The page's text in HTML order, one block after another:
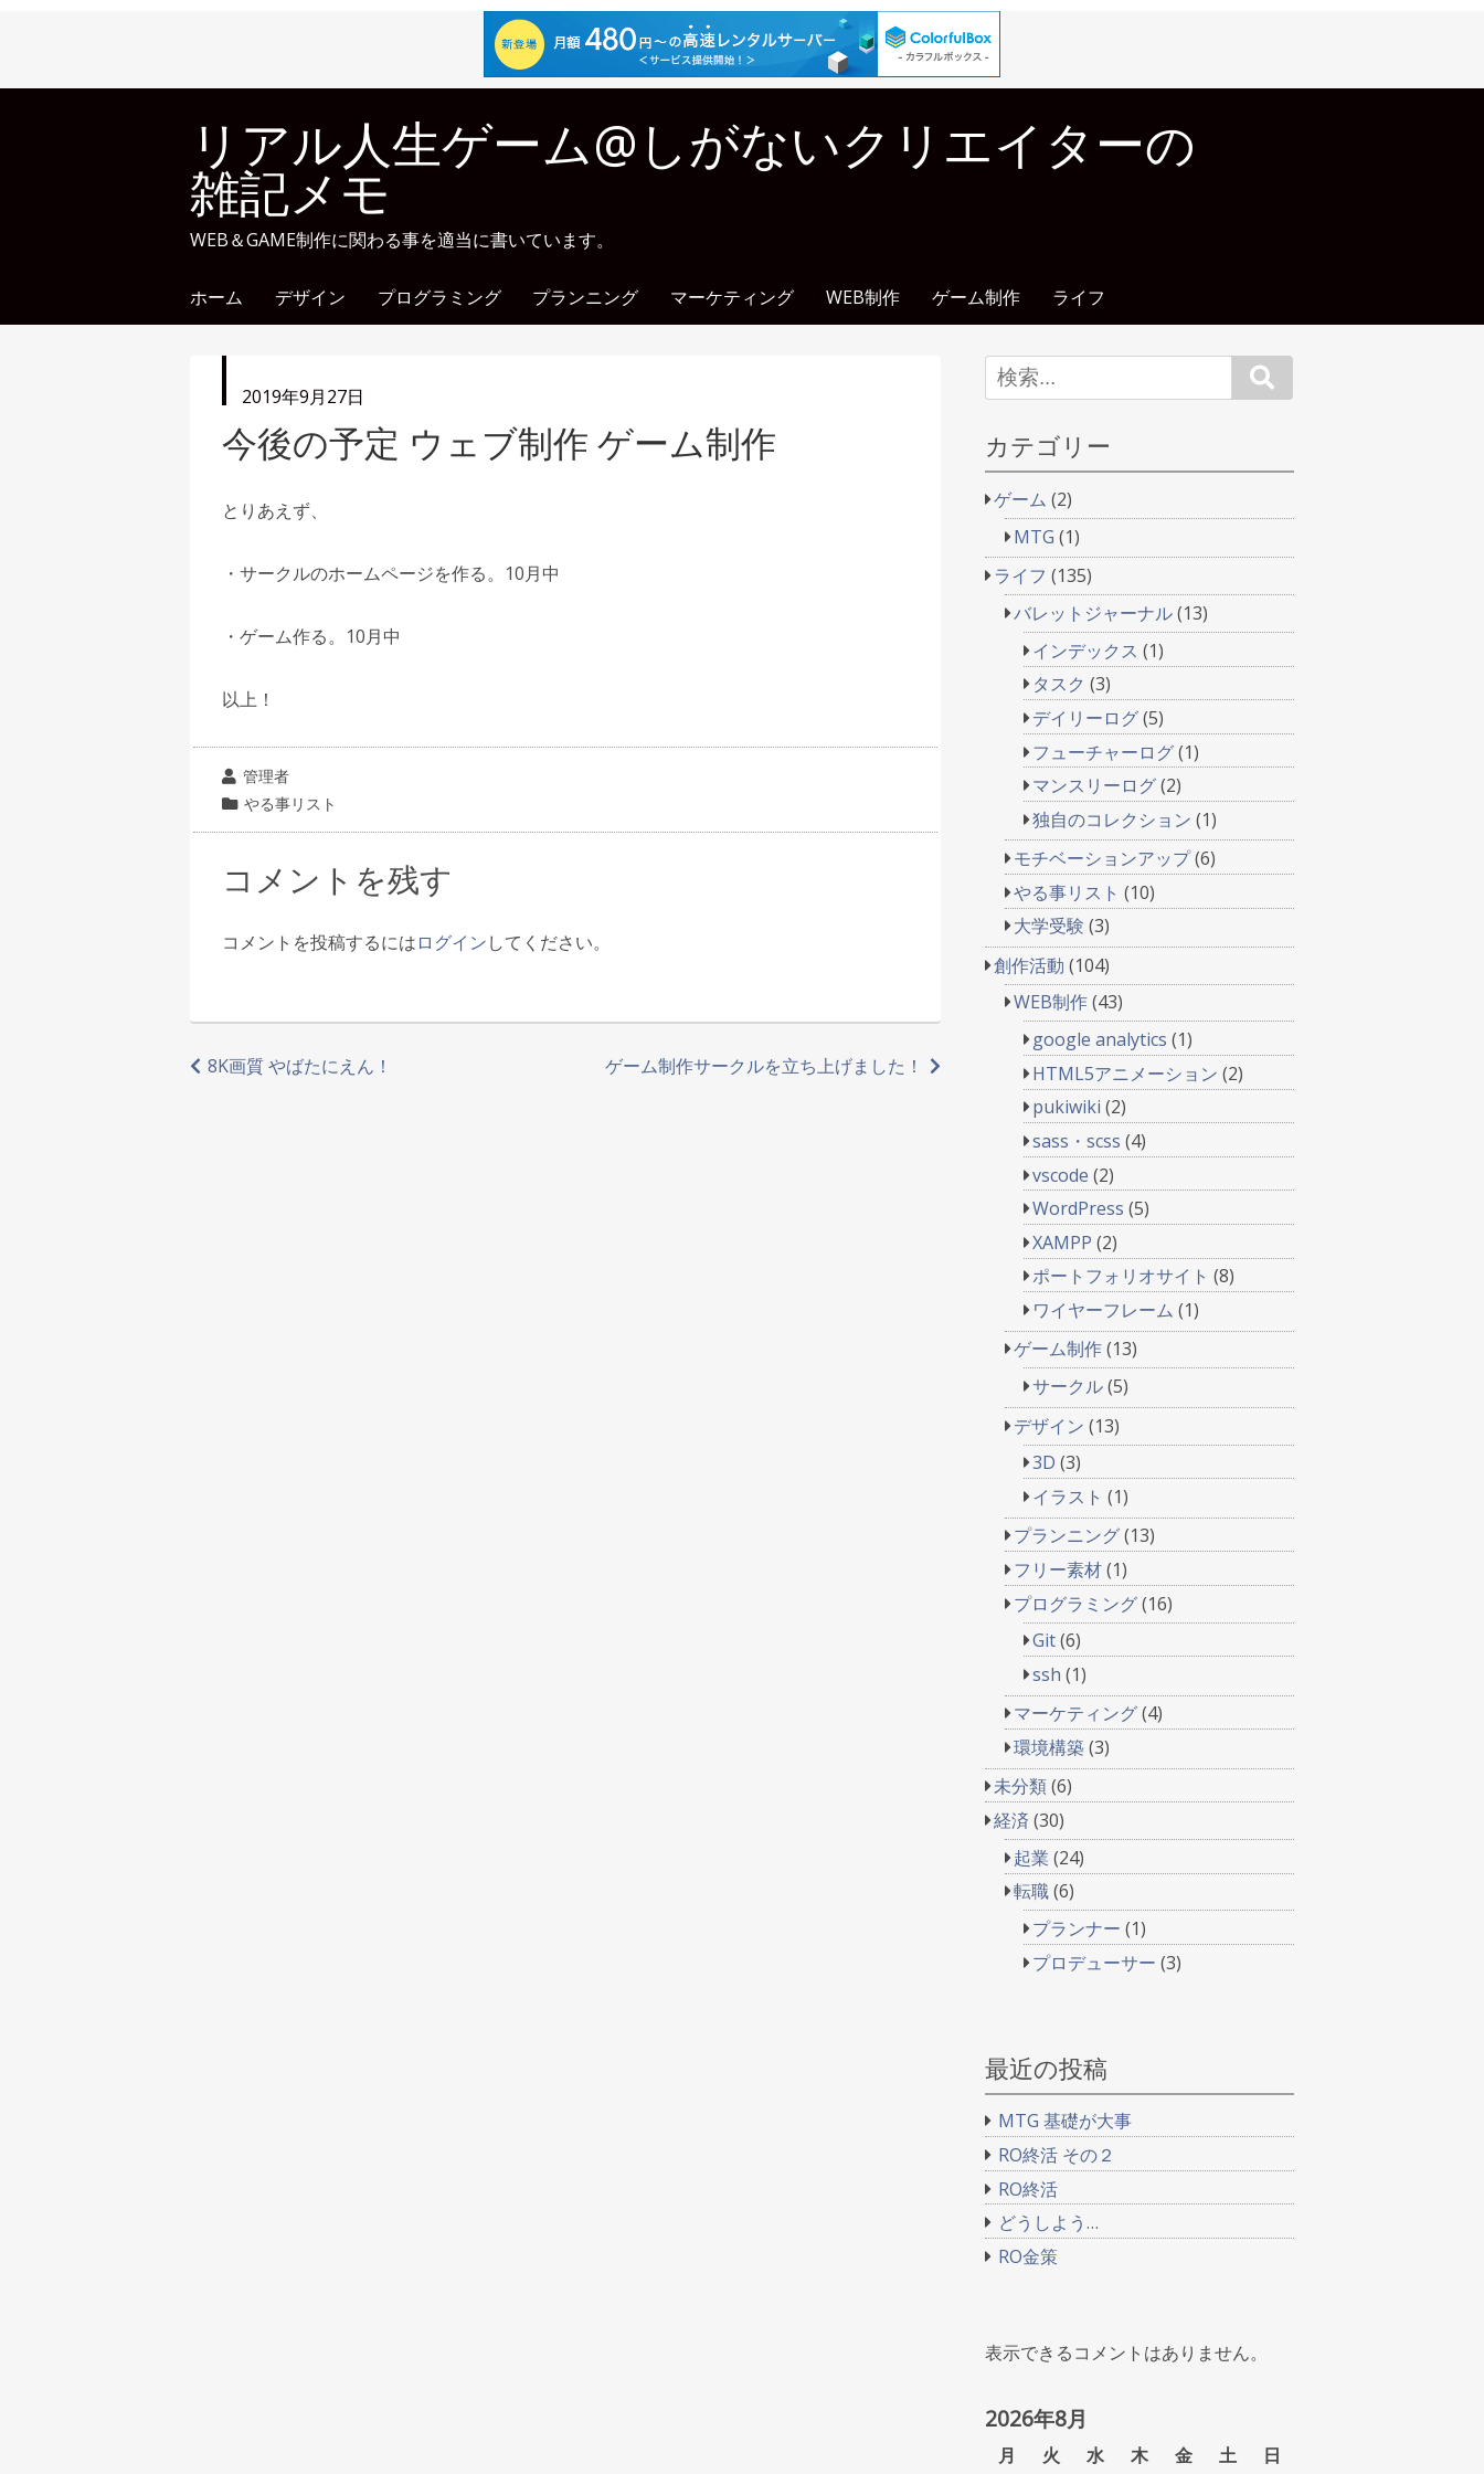
リアル人生ゲーム@しがないクリエイターの
雑記メモ
WEB＆GAME制作に関わる事を適当に書いています。
ホーム デザイン プログラミング プランニング マーケティング WEB制作 ゲーム制作 ライフ
投
日
2019年9月27日
今後の予定 ウェブ制作 ゲーム制作
とりあえず、
・サークルのホームページを作る。10月中
・ゲーム作る。10月中
以上！
投
稿
者
管理者
カ
テ
リ
やる事リスト
コメントを残す
コメントを投稿するにはログインしてください。
投
ゲーム制作サークルを立ち上げました！
8K画質 やばたにえん！
カテゴリー
ゲーム (2)
MTG (1)
ライフ (135)
バレットジャーナル(13)
インデックス (1)
タスク (3)
デイリーログ(5)
フューチャーログ(1)
マンスリーログ(2)
独自のコレクション (1)
モチベーションアップ(6)
やる事リスト (10)
大学受験 (3)
創作活動 (104)
WEB制作(43)
google analytics (1)
HTML5アニメーション (2)
pukiwiki (2)
sass・scss (4)
vscode (2)
WordPress (5)
XAMPP (2)
ポートフォリオサイト (8)
ワイヤーフレーム (1)
ゲーム制作(13)
サークル(5)
デザイン (13)
3D (3)
イラスト (1)
プランニング(13)
フリー素材(1)
プログラミング(16)
Git(6)
ssh (1)
マーケティング(4)
環境構築(3)
未分類(6)
経済 (30)
起業 (24)
転職(6)
プランナー (1)
プロデューサー (3)
最近の投稿
MTG 基礎が大事
RO終活 その２
RO終活
どうしよう…
RO金策
表示できるコメントはありません。
2026年8月
月 火 水 木 金 土 日